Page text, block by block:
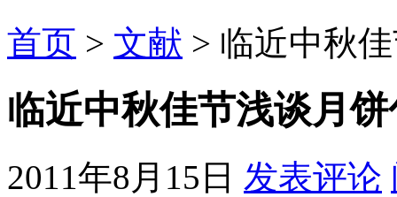
首页 > 文献 > 临近中秋
临近中秋佳节浅谈月
2011年8月15日 发表评论